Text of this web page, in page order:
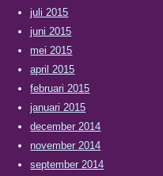
juli 2015
juni 2015
mei 2015
april 2015
februari 2015
januari 2015
december 2014
november 2014
september 2014